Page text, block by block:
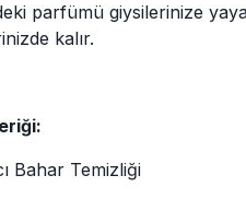
parfümü giysilerinize
kalır.
Bahar Temizliği